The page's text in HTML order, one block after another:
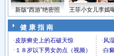
新版“西游”绝密照 王菲小女儿李嫣
健 康 指 南